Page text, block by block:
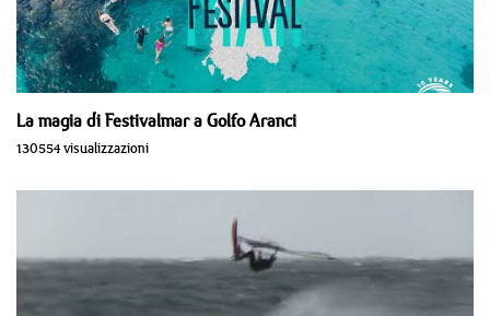
La magia di Festivalmar a Golfo Aranci
130554 visualizzazioni